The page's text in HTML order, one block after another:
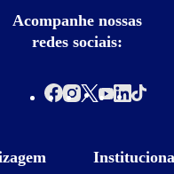
Acompanhe nossas
redes sociais: